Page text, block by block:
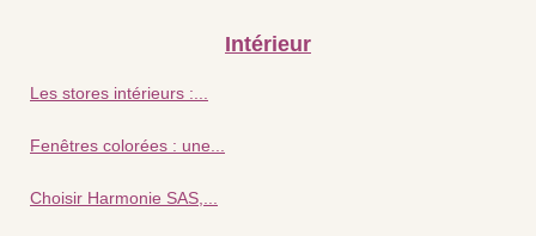
Intérieur
Les stores intérieurs :...
Fenêtres colorées : une...
Choisir Harmonie SAS,...